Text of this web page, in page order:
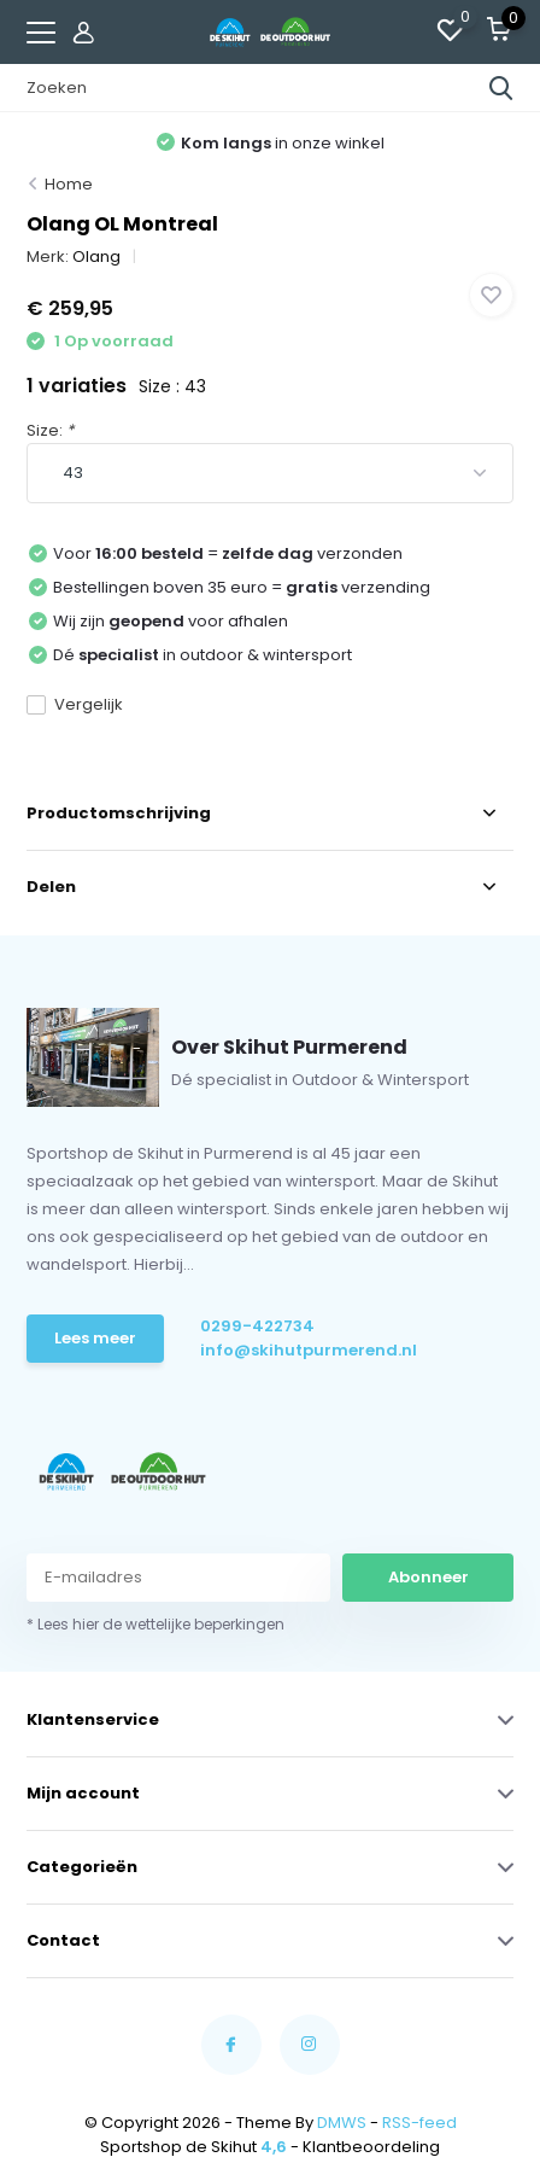
0 0
Kom langsin onze winkel
Home
Olang OL Montreal
Merk:Olang
€ 259,95
1 Op voorraad
1 variaties Size : 43
Size: *
Voor16:00 besteld = zelfde dag verzonden
Bestellingen boven 35 euro = gratisverzending
Wij zijn geopend voor afhalen
Dé specialist in outdoor & wintersport
Vergelijk
Productomschrijving
Delen
Over Skihut Purmerend
Dé specialist in Outdoor & Wintersport
Sportshop de Skihut in Purmerend is al 45 jaar een
speciaalzaak op het gebied van wintersport. Maar de Skihut
is meer dan alleen wintersport. Sinds enkele jaren hebben wij
ons ook gespecialiseerd op het gebied van de outdoor en
wandelsport. Hierbij...
Lees meer
0299-422734
info@skihutpurmerend.nl
Abonneer
* Lees hier de wettelijke beperkingen
Klantenservice
Mijn account
Categorieën
Contact
© Copyright 2026 - Theme ByDMWS - RSS-feed
Sportshop de Skihut 4,6 - Klantbeoordeling